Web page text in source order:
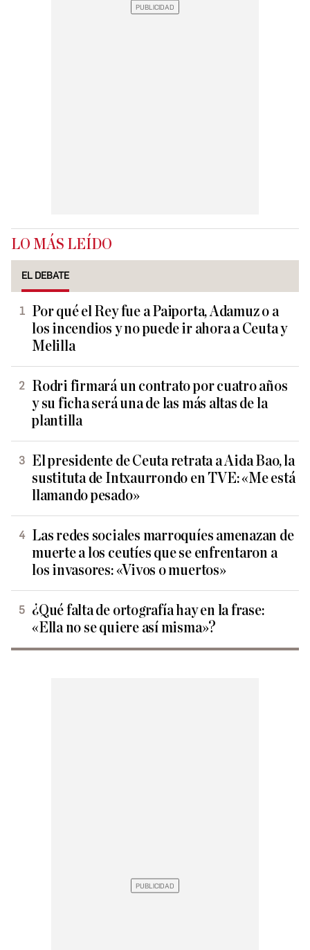
LO MÁS LEÍDO
EL DEBATE
Por qué el Rey fue a Paiporta, Adamuz o a
los incendios y no puede ir ahora a Ceuta y
Melilla
Rodri firmará un contrato por cuatro años
y su ficha será una de las más altas de la
plantilla
El presidente de Ceuta retrata a Aida Bao, la
sustituta de Intxaurrondo en TVE: «Me está
llamando pesado»
Las redes sociales marroquíes amenazan de
muerte a los ceutíes que se enfrentaron a
los invasores: «Vivos o muertos»
¿Qué falta de ortografía hay en la frase:
«Ella no se quiere así misma»?